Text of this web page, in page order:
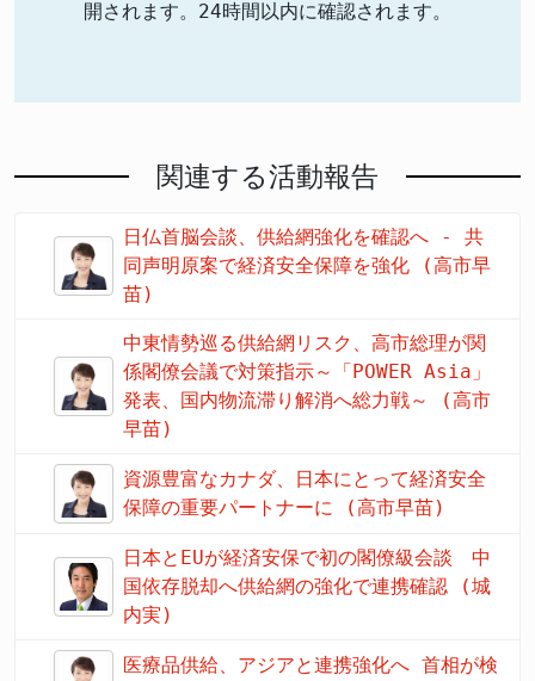
開されます。24時間以内に確認されます。
関連する活動報告
日仏首脳会談、供給網強化を確認へ - 共
同声明原案で経済安全保障を強化 (高市早
苗)
中東情勢巡る供給網リスク、高市総理が関
係閣僚会議で対策指示～「POWER Asia」
発表、国内物流滞り解消へ総力戦～ (高市
早苗)
資源豊富なカナダ、日本にとって経済安全
保障の重要パートナーに (高市早苗)
日本とEUが経済安保で初の閣僚級会談 中
国依存脱却へ供給網の強化で連携確認 (城
内実)
医療品供給、アジアと連携強化へ 首相が検